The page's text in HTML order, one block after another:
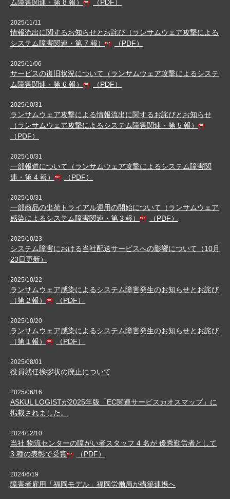
ム障害関連・第 8 報） （PDF）
2025/11/11
情報流出に関するお知らせとお詫び（ランサムウェア攻撃による
システム障害関連・第 7 報）
（PDF）
2025/11/06
サービスの復旧状況について（ランサムウェア攻撃によるシステ
ム障害関連・第 6 報）
（PDF）
2025/10/31
ランサムウェア攻撃による情報流出に関するお詫びとお知らせ
（ランサムウェア攻撃によるシステム障害関連・第 5 報）
（PDF）
2025/10/31
一部報道について（ランサムウェア攻撃によるシステム障害関
連・第 4 報）
（PDF）
2025/10/31
一部商品の出荷トライアル運用の開始について（ランサムウェア
感染によるシステム障害関連・第３報）
（PDF）
2025/10/23
システム障害における当社配送サービスへの影響について（10月
23日更新）
2025/10/22
ランサムウェア感染によるシステム障害発生のお知らせとお詫び
（第２報）
（PDF）
2025/10/20
ランサムウェア感染によるシステム障害発生のお知らせとお詫び
（第１報）
（PDF）
2025/08/01
役員就任挨拶状の廃止について
2025/06/16
ASKUL LOGISTが2025年版「EC関連サービスカオスマップ」に
掲載されました。
2024/12/10
当社 物流センターの障がい者スタッフ 4 名が 優秀勤労者として
3 種の表彰で受賞
（PDF）
2024/6/19
障害者雇用「福岡モデル」福岡労働局が構築連携へ